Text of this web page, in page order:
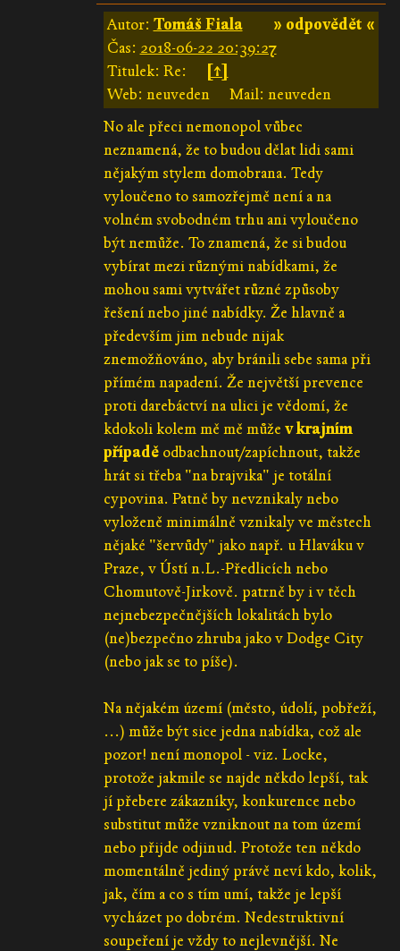
» odpovědět «
Autor: Tomáš Fiala
Čas: 2018-06-22 20:39:27
Titulek: Re:
[↑]
Web: neuveden
Mail: neuveden
No ale přeci nemonopol vůbec
neznamená, že to budou dělat lidi sami
nějakým stylem domobrana. Tedy
vyloučeno to samozřejmě není a na
volném svobodném trhu ani vyloučeno
být nemůže. To znamená, že si budou
vybírat mezi různými nabídkami, že
mohou sami vytvářet různé způsoby
řešení nebo jiné nabídky. Že hlavně a
především jim nebude nijak
znemožňováno, aby bránili sebe sama při
přímém napadení. Že největší prevence
proti darebáctví na ulici je vědomí, že
kdokoli kolem mě mě může v krajním
případěodbachnout/zapíchnout, takže
hrát si třeba "na brajvika" je totální
cypovina. Patně by nevznikaly nebo
vyloženě minimálně vznikaly ve městech
nějaké "šervůdy" jako např. u Hlaváku v
Praze, v Ústí n.L.-Předlicích nebo
Chomutově-Jirkově. patrně by i v těch
nejnebezpečnějších lokalitách bylo
(ne)bezpečno zhruba jako v Dodge City
(nebo jak se to píše).
Na nějakém území (město, údolí, pobřeží,
...) může být sice jedna nabídka, což ale
pozor! není monopol - viz. Locke,
protože jakmile se najde někdo lepší, tak
jí přebere zákazníky, konkurence nebo
substitut může vzniknout na tom území
nebo přijde odjinud. Protože ten někdo
momentálně jediný právě neví kdo, kolik,
jak, čím a co s tím umí, takže je lepší
vycházet po dobrém. Nedestruktivní
soupeření je vždy to nejlevnější. Ne